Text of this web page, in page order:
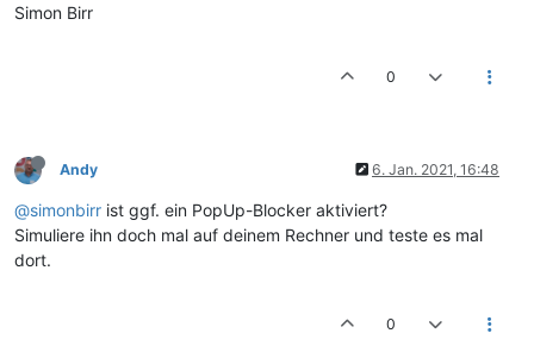
Simon Birr
0
Andy 6. Jan. 2021, 16:48
@simonbirr ist ggf. ein PopUp-Blocker aktiviert?
Simuliere ihn doch mal auf deinem Rechner und teste es mal
dort.
0